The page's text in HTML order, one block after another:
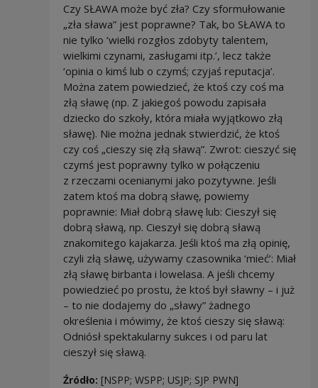
Czy SŁAWA może być zła? Czy sformułowanie
„zła sława” jest poprawne? Tak, bo SŁAWA to
nie tylko ‘wielki rozgłos zdobyty talentem,
wielkimi czynami, zasługami itp.’, lecz także
‘opinia o kimś lub o czymś; czyjaś reputacja’.
Można zatem powiedzieć, że ktoś czy coś ma
złą sławę (np. Z jakiegoś powodu zapisała
dziecko do szkoły, która miała wyjątkowo złą
sławę). Nie można jednak stwierdzić, że ktoś
czy coś „cieszy się złą sławą”. Zwrot: cieszyć się
czymś jest poprawny tylko w połączeniu
z rzeczami ocenianymi jako pozytywne. Jeśli
zatem ktoś ma dobrą sławę, powiemy
poprawnie: Miał dobrą sławę lub: Cieszył się
dobrą sławą, np. Cieszył się dobrą sławą
znakomitego kajakarza. Jeśli ktoś ma złą opinię,
czyli złą sławę, używamy czasownika ‘mieć’: Miał
złą sławę birbanta i lowelasa. A jeśli chcemy
powiedzieć po prostu, że ktoś był sławny – i już
– to nie dodajemy do „sławy” żadnego
określenia i mówimy, że ktoś cieszy się sławą:
Odniósł spektakularny sukces i od paru lat
cieszył się sławą.
Źródło: [NSPP; WSPP; USJP; SJP PWN]